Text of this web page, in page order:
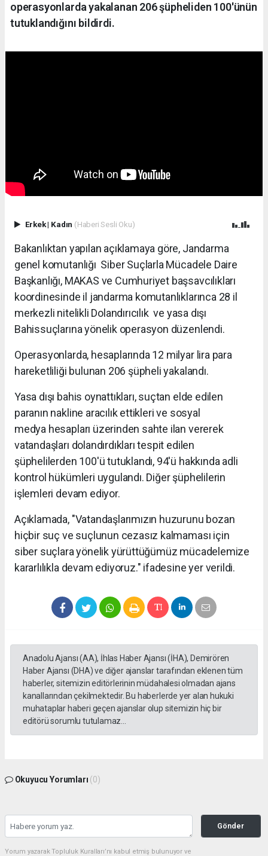
operasyonlarda yakalanan 206 şüpheliden 100'ünün
tutuklandığını bildirdi.
Erkek| Kadın (Haberi Sesli Oku)
Bakanlıktan yapılan açıklamaya göre, Jandarma
genel komutanlığı Siber Suçlarla Mücadele Daire
Başkanlığı, MAKAS ve Cumhuriyet başsavcılıkları
koordinesinde il jandarma komutanlıklarınca 28 il
merkezli nitelikli Dolandırıcılık ve yasa dışı
Bahissuçlarına yönelik operasyon düzenlendi.
Operasyonlarda, hesaplarında 12 milyar lira para
hareketliliği bulunan 206 şüpheli yakalandı.
Yasa dışı bahis oynattıkları, suçtan elde edilen
paranın nakline aracılık ettikleri ve sosyal
medya hesapları üzerinden sahte ilan vererek
vatandaşları dolandırdıkları tespit edilen
şüphelilerden 100'ü tutuklandı, 94'ü hakkında adli
kontrol hükümleri uygulandı. Diğer şüphelilerin
işlemleri devam ediyor.
Açıklamada, "Vatandaşlarımızın huzurunu bozan
hiçbir suç ve suçlunun cezasız kalmaması için
siber suçlara yönelik yürüttüğümüz mücadelemize
kararlılıkla devam ediyoruz." ifadesine yer verildi.
Anadolu Ajansı (AA), İhlas Haber Ajansı (İHA), Demirören
Haber Ajansı (DHA) ve diğer ajanslar tarafından eklenen tüm
haberler, sitemizin editörlerinin müdahalesi olmadan ajans
kanallarından çekilmektedir. Bu haberlerde yer alan hukuki
muhataplar haberi geçen ajanslar olup sitemizin hiç bir
editörü sorumlu tutulamaz...
Okuyucu Yorumları (0)
Gönder
Yorum yazarak Topluluk Kuralları’nı kabul etmiş bulunuyor ve